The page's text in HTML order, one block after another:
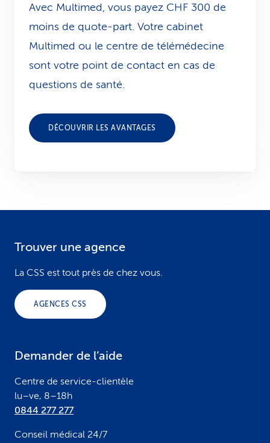
Avec Multimed, vous payez CHF 300 de
moins de quote-part. Votre cabinet
Multimed ou le centre de télémédecine
sont votre point de contact en cas de
questions de santé.
DÉCOUVRIR LES AVANTAGES
Trouver une agence
La CSS est tout près de chez vous.
AGENCES CSS
Demander de l’aide
Centre de service-clientèle
lu–ve, 8–18h
0844 277 277
Conseil médical 24/7